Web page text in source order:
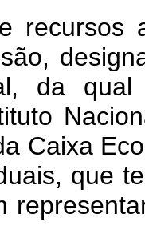
recursos
da qual
Caixa
que